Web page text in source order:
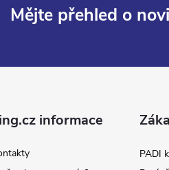
Mějte přehled o
informace
PADI